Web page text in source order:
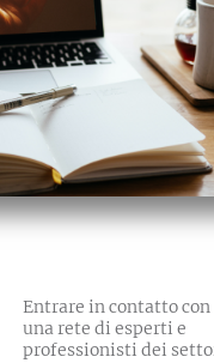
Entrare in contatto con
una rete di esperti e
professionisti dei